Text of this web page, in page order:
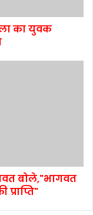
का युवक
बोले,"भागवत